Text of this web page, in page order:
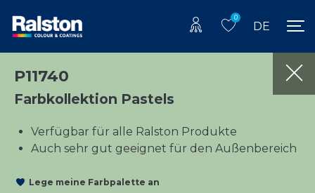
0
DE
P11740
Farbkollektion Pastels
Verfügbar für alle Ralston Produkte
Auch sehr gut geeignet für den Außenbereich
Lege meine Farbpalette an